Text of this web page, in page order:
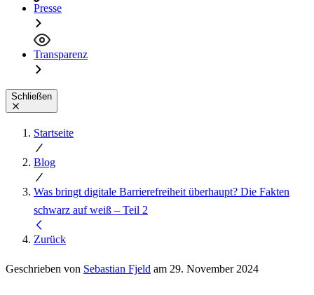
Presse
Transparenz
Schließen
Startseite
Blog
Was bringt digitale Barrierefreiheit überhaupt? Die Fakten
schwarz auf weiß – Teil 2
Zurück
Geschrieben von Sebastian Fjeld am 29. November 2024